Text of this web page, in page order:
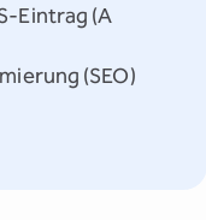
Eintrag (A
(SEO)